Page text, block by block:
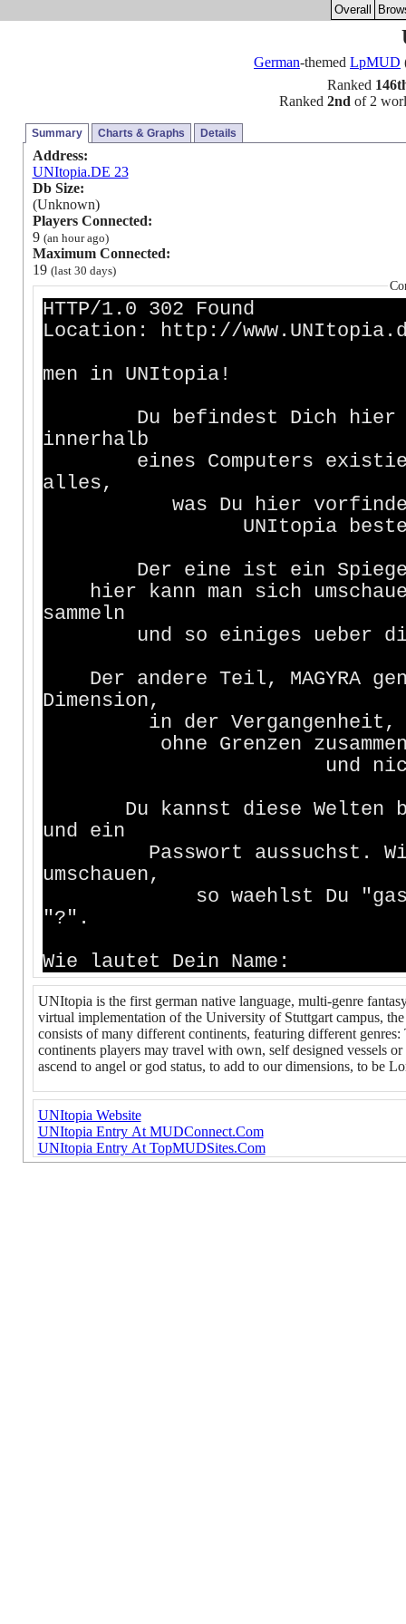
Overall
German-themed LpMUD
Ranked
Ranked 2nd of 2
Summary Charts & Graphs Details
Address:
UNItopia.DE 23
Db Size:
(Unknown)
Players Connected:
9 (an hour ago)
Maximum Connected:
19 (last 30 days)
HTTP/1.0 302 Found
Location: http://
men in UNItopia!
Du befindest Dich hier
innerhalb
eines Computers
alles,
was Du hier vorfinden
UNItopia besteht
Der eine ist ein
hier kann man sich
sammeln
und so einiges ueber die
Der andere Teil, MAGYRA
Dimension,
in der Vergangenheit,
ohne Grenzen
und nichts
Du kannst diese Welten
und ein
Passwort aussuchst.
umschauen,
so waehlst Du "gast",
"?".
Wie lautet Dein Name:
UNItopia is the first german native language, multi-genre
virtual implementation of the University of Stuttgart campus,
consists of many different continents, featuring different
continents players may travel with own, self designed vessels
ascend to angel or god status, to add to our dimensions, to be
UNItopia Website
UNItopia Entry At MUDConnect.Com
UNItopia Entry At TopMUDSites.Com